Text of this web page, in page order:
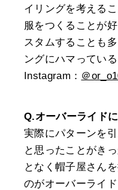
イリングを考える
服をつくることが
スタムすることも
ングにハマっている
Instagram： ＠
Q.オーバーライド
実際にパターンを
と思ったことがき
となく帽子屋さん
のがオーバーライ